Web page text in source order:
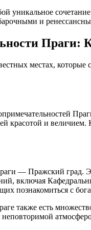
уникальное
и
Праги:
местах,
красотой и
— Пражский град.
включая
познакомиться с
также есть